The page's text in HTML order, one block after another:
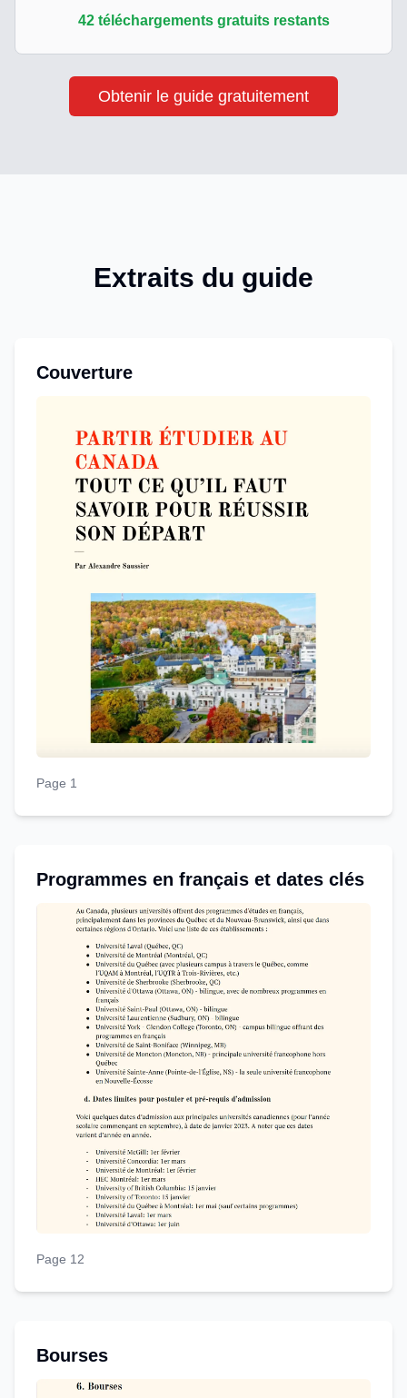
42 téléchargements gratuits restants
Obtenir le guide gratuitement
Extraits du guide
Couverture
Page 1
Programmes en français et dates clés
Page 12
Bourses